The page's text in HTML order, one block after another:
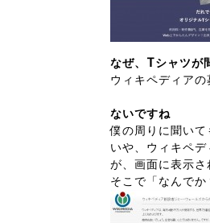
なぜ、Tシャツが
ウィキペディア
ないですね
僕の周りに聞いて
いや、ウィキペ
が、画面に表示さ
そこで「なんでか